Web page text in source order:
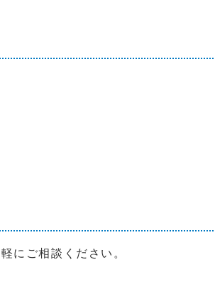
にご相談ください。